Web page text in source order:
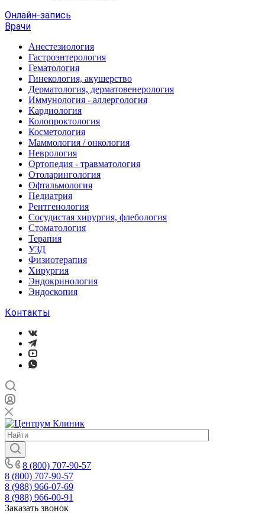
Онлайн-запись
Врачи
Анестезиология
Гастроэнтерология
Гематология
Гинекология, акушерство
Дерматология, дерматовенерология
Иммунология - аллергология
Кардиология
Колопроктология
Косметология
Маммология / онкология
Неврология
Ортопедия - травматология
Отоларингология
Офтальмология
Педиатрия
Рентгенология
Сосудистая хирургия, флебология
Стоматология
Терапия
УЗД
Физиотерапия
Хирургия
Эндокринология
Эндоскопия
Контакты
8 (800) 707-90-57
8 (800) 707-90-57
8 (988) 966-07-69
8 (988) 966-00-91
Заказать звонок